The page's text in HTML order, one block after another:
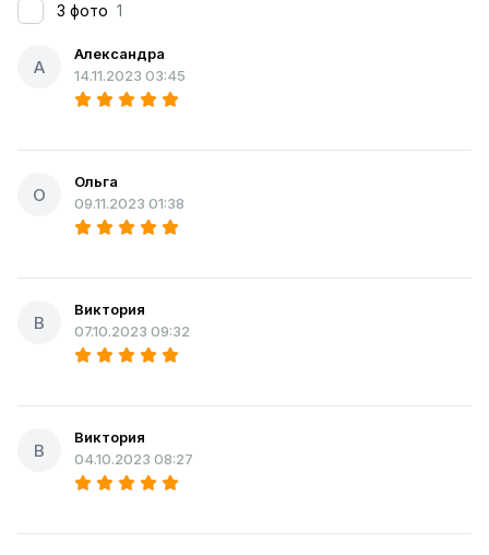
З фото 1
А
Александра
14.11.2023 03:45
О
Ольга
09.11.2023 01:38
В
Виктория
07.10.2023 09:32
В
Виктория
04.10.2023 08:27